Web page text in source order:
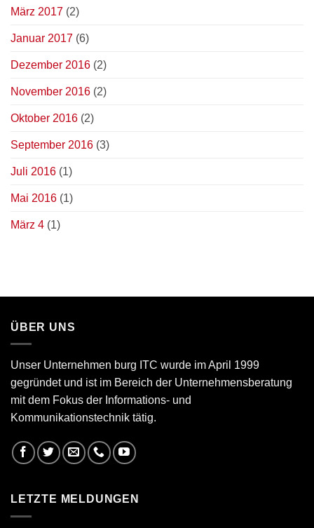
März 2017 (2)
Januar 2017 (6)
Dezember 2016 (2)
November 2016 (2)
Oktober 2016 (2)
September 2016 (3)
Juli 2016 (1)
Mai 2016 (1)
März 4 (1)
ÜBER UNS
Unser Unternehmen burg ITC wurde im April 1999
gegründet und ist im Bereich der Unternehmensberatung
mit dem Fokus der Informations- und
Kommunikationstechnik tätig.
LETZTE MELDUNGEN